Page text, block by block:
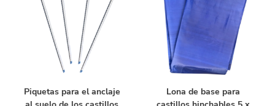
Piquetas para el anclaje
Lona de base para